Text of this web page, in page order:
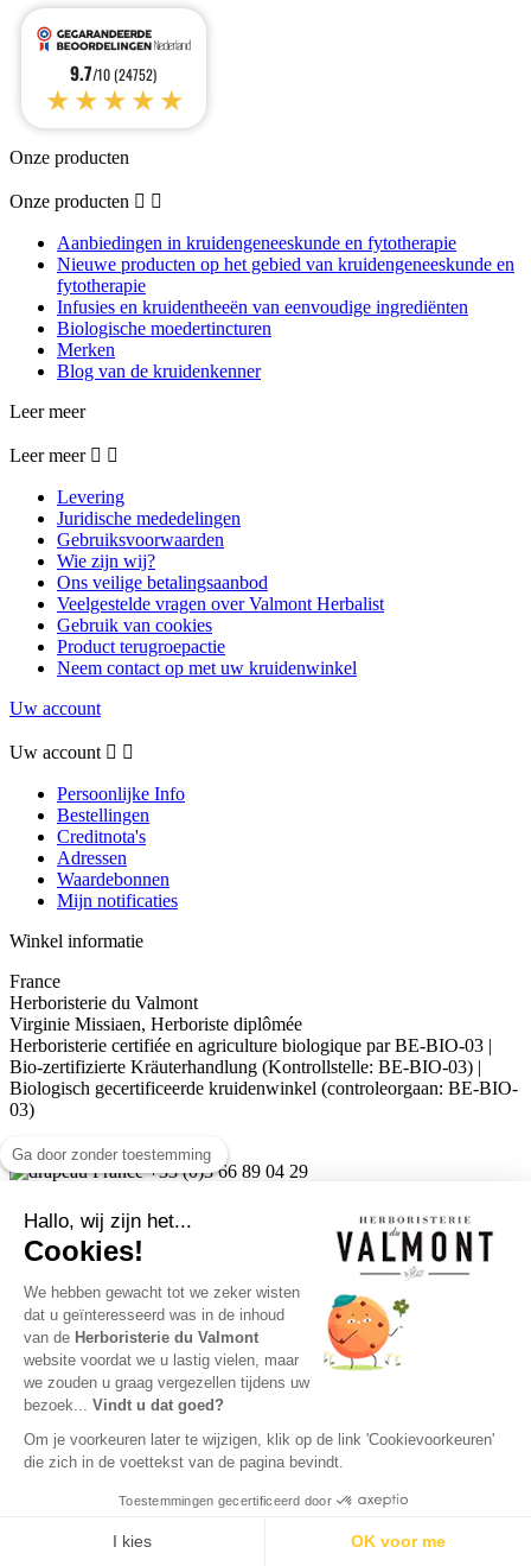
Ga door zonder toestemming
Hallo, wij zijn het...
Cookies!
We hebben gewacht tot we zeker wisten
dat u geïnteresseerd was in de inhoud
van de Herboristerie du Valmont
website voordat we u lastig vielen, maar
we zouden u graag vergezellen tijdens uw
bezoek... Vindt u dat goed?
Om je voorkeuren later te wijzigen, klik op de link 'Cookievoorkeuren'
die zich in de voettekst van de pagina bevindt.
Toestemmingen gecertificeerd door
I kies OK voor me
9.7/10 (24752)
★★★★★
Onze producten
Onze producten  
Aanbiedingen in kruidengeneeskunde en fytotherapie
Nieuwe producten op het gebied van kruidengeneeskunde en
fytotherapie
Infusies en kruidentheeën van eenvoudige ingrediënten
Biologische moedertincturen
Merken
Blog van de kruidenkenner
Leer meer
Leer meer  
Levering
Juridische mededelingen
Gebruiksvoorwaarden
Wie zijn wij?
Ons veilige betalingsaanbod
Veelgestelde vragen over Valmont Herbalist
Gebruik van cookies
Product terugroepactie
Neem contact op met uw kruidenwinkel
Uw account
Uw account  
Persoonlijke Info
Bestellingen
Creditnota's
Adressen
Waardebonnen
Mijn notificaties
Winkel informatie
France
Herboristerie du Valmont
Virginie Missiaen, Herboriste diplômée
Herboristerie certifiée en agriculture biologique par BE-BIO-03 |
Bio-zertifizierte Kräuterhandlung (Kontrollstelle: BE-BIO-03) |
Biologisch gecertificeerde kruidenwinkel (controleorgaan: BE-BIO-
03)
+33 (0)3 66 89 04 29
Toevoegen aan Verlanglijst
×
add_circle_outline Nieuwe lijst maken
((modalTitle))
×
★★★★★